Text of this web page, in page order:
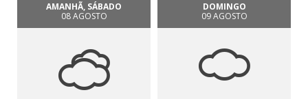
AMANHÃ, SÁBADO
08 AGOSTO
DOMINGO
09 AGOSTO